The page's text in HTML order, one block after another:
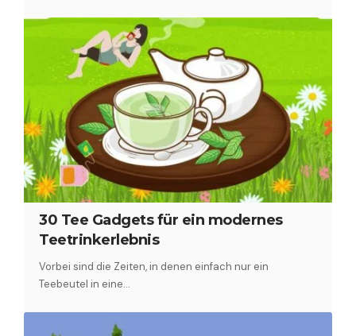
30 Tee Gadgets für ein modernes
Teetrinkerlebnis
Vorbei sind die Zeiten, in denen einfach nur ein
Teebeutel in eine…